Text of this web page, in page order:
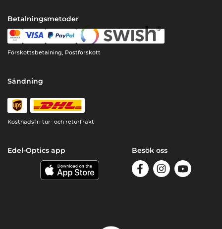
Betalningsmetoder
Förskottsbetalning, Postförskott
Sändning
Kostnadsfri tur- och returfrakt
Edel-Optics app Besök oss